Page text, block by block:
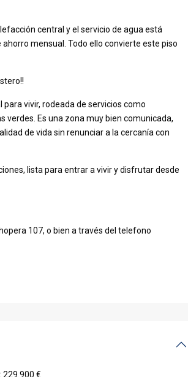
central y el servicio de agua está
mensual. Todo ello convierte este piso
vivir, rodeada de servicios como
verdes. Es una zona muy bien comunicada,
de vida sin renunciar a la cercanía con
lista para entrar a vivir y disfrutar desde
107, o bien a través del telefono
229.900 €